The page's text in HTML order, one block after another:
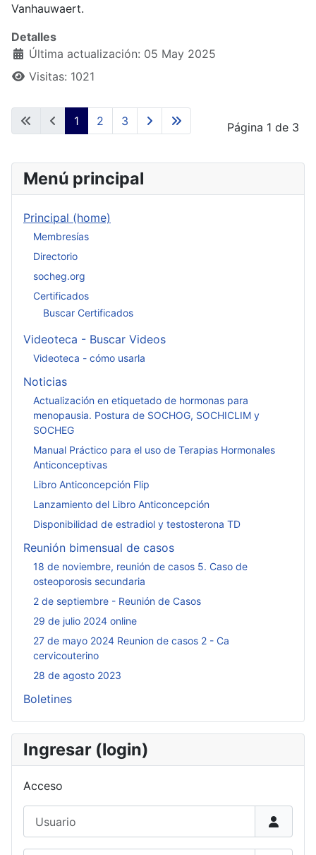
Vanhauwaert.
Detalles
Última actualización: 05 May 2025
Visitas: 1021
Página 1 de 3
1 2 3
Menú principal
Principal (home)
Membresías
Directorio
socheg.org
Certificados
Buscar Certificados
Videoteca - Buscar Videos
Videoteca - cómo usarla
Noticias
Actualización en etiquetado de hormonas para
menopausia. Postura de SOCHOG, SOCHICLIM y
SOCHEG
Manual Práctico para el uso de Terapias Hormonales
Anticonceptivas
Libro Anticoncepción Flip
Lanzamiento del Libro Anticoncepción
Disponibilidad de estradiol y testosterona TD
Reunión bimensual de casos
18 de noviembre, reunión de casos 5. Caso de
osteoporosis secundaria
2 de septiembre - Reunión de Casos
29 de julio 2024 online
27 de mayo 2024 Reunion de casos 2 - Ca
cervicouterino
28 de agosto 2023
Boletines
Ingresar (login)
Acceso